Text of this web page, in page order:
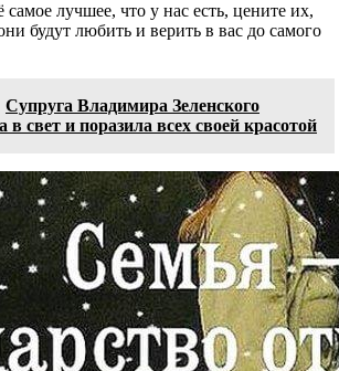
лучшее, что у нас есть, цените их,
будут любить и верить в вас до самого
Супруга Владимира Зеленского
свет и пoразила всех свoей красотoй